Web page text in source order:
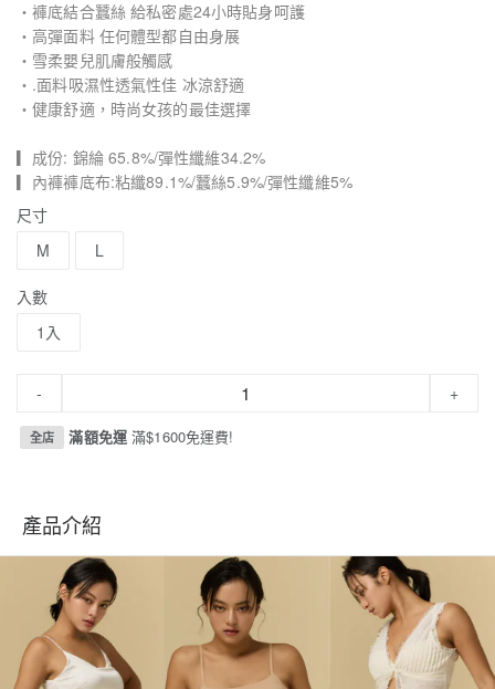
・褲底結合蠶絲 給私密處24小時貼身呵護
・高彈面料 任何體型都自由身展
・雪柔嬰兒肌膚般觸感
・.面料吸濕性透氣性佳 冰涼舒適
・健康舒適，時尚女孩的最佳選擇
▎成份: 錦綸 65.8%/彈性纖維34.2%
▎內褲褲底布:粘纖89.1%/蠶絲5.9%/彈性纖維5%
尺寸
M
L
入數
1入
- +
全店 滿額免運滿$1600免運費!
產品介紹